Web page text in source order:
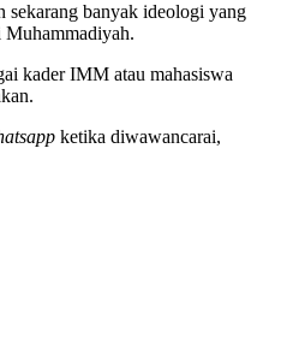
banyak ideologi yang
kader IMM atau mahasiswa
ketika diwawancarai,